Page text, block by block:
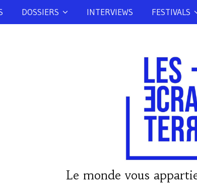
DOSSIERS INTERVIEWS FESTIVALS
Le monde vous